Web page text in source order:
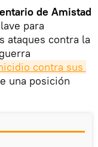
de Amistad
para
ataques contra la
contra sus
una posición